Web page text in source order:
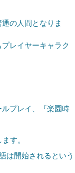
の人間となりま
レイヤーキャラク
プレイ、『楽園時
す。
は開始されるという